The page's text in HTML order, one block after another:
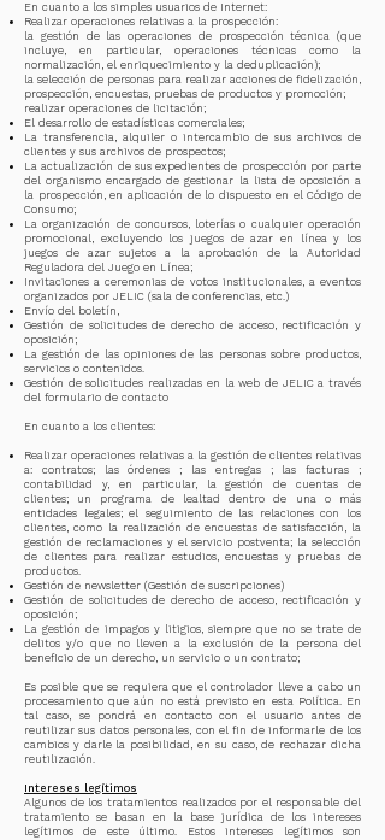
En cuanto a los simples usuarios de Internet:
Realizar operaciones relativas a la prospección:
la gestión de las operaciones de prospección técnica (que
incluye, en particular, operaciones técnicas como la
normalización, el enriquecimiento y la deduplicación);
la selección de personas para realizar acciones de fidelización,
prospección, encuestas, pruebas de productos y promoción;
realizar operaciones de licitación;
El desarrollo de estadísticas comerciales;
La transferencia, alquiler o intercambio de sus archivos de
clientes y sus archivos de prospectos;
La actualización de sus expedientes de prospección por parte
del organismo encargado de gestionar la lista de oposición a
la prospección, en aplicación de lo dispuesto en el Código de
Consumo;
La organización de concursos, loterías o cualquier operación
promocional, excluyendo los juegos de azar en línea y los
juegos de azar sujetos a la aprobación de la Autoridad
Reguladora del Juego en Línea;
Invitaciones a ceremonias de votos institucionales, a eventos
organizados por JELIC (sala de conferencias, etc.)
Envío del boletín,
Gestión de solicitudes de derecho de acceso, rectificación y
oposición;
La gestión de las opiniones de las personas sobre productos,
servicios o contenidos.
Gestión de solicitudes realizadas en la web de JELIC a través
del formulario de contacto
En cuanto a los clientes:
Realizar operaciones relativas a la gestión de clientes relativas
a: contratos; las órdenes ; las entregas ; las facturas ;
contabilidad y, en particular, la gestión de cuentas de
clientes; un programa de lealtad dentro de una o más
entidades legales; el seguimiento de las relaciones con los
clientes, como la realización de encuestas de satisfacción, la
gestión de reclamaciones y el servicio postventa; la selección
de clientes para realizar estudios, encuestas y pruebas de
productos.
Gestión de newsletter (Gestión de suscripciones)
Gestión de solicitudes de derecho de acceso, rectificación y
oposición;
La gestión de impagos y litigios, siempre que no se trate de
delitos y/o que no lleven a la exclusión de la persona del
beneficio de un derecho, un servicio o un contrato;
Es posible que se requiera que el controlador lleve a cabo un
procesamiento que aún no está previsto en esta Política. En
tal caso, se pondrá en contacto con el usuario antes de
reutilizar sus datos personales, con el fin de informarle de los
cambios y darle la posibilidad, en su caso, de rechazar dicha
reutilización.
Intereses legítimos
Algunos de los tratamientos realizados por el responsable del
tratamiento se basan en la base jurídica de los intereses
legítimos de este último. Estos intereses legítimos son